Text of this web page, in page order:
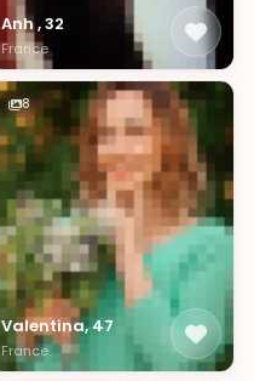
Anh , 32
France
8
Valentina, 47
France